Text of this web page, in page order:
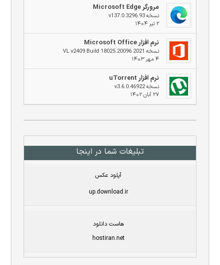
مرورگر Microsoft Edge
نسخه v137.0.3296.93
۲ تیر ۱۴۰۴
نرم افزار Microsoft Office
نسخه 2021 VL v2409 Build 18025.20096
۴ مهر ۱۴۰۳
نرم افزار uTorrent
نسخه v3.6.0.46922
۲۷ آبان ۱۴۰۲
تبلیغات شما در اینجا
آپلود عکس
up.download.ir
هاست دانلود
hostiran.net